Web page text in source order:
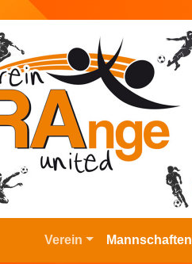
Verein Mannschaften